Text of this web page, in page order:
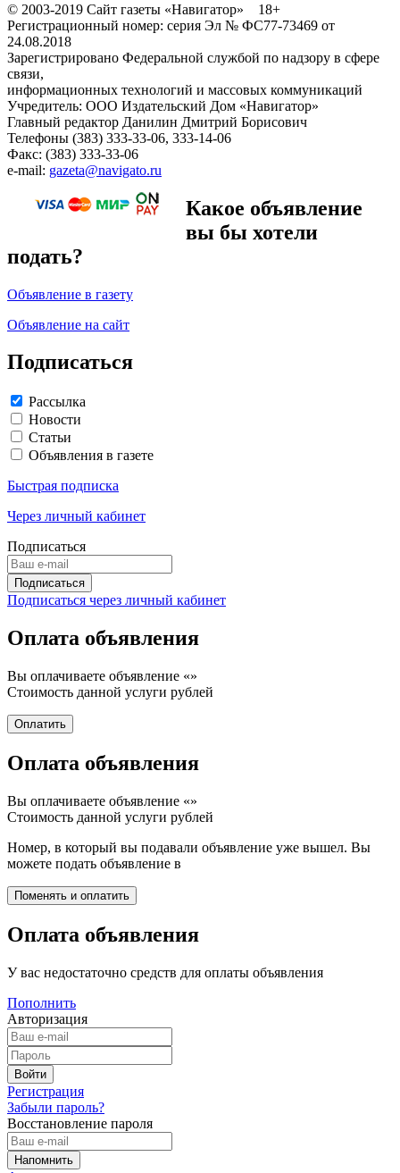
© 2003-2019 Сайт газеты «Навигатор» 18+
Регистрационный номер: серия Эл № ФС77-73469 от
24.08.2018
Зарегистрировано Федеральной службой по надзору в сфере
связи,
информационных технологий и массовых коммуникаций
Учредитель: ООО Издательский Дом «Навигатор»
Главный редактор Данилин Дмитрий Борисович
Телефоны (383) 333-33-06, 333-14-06
Факс: (383) 333-33-06
e-mail: gazeta@navigato.ru
Какое объявление
вы бы хотели
подать?
Объявление в газету
Объявление на сайт
Подписаться
Рассылка
Новости
Статьи
Объявления в газете
Быстрая подписка
Через личный кабинет
Подписаться
Подписаться через личный кабинет
Оплата объявления
Вы оплачиваете объявление «»
Стоимость данной услуги рублей
Оплата объявления
Вы оплачиваете объявление «»
Стоимость данной услуги рублей
Номер, в который вы подавали объявление уже вышел. Вы
можете подать объявление в
Оплата объявления
У вас недостаточно средств для оплаты объявления
Пополнить
Авторизация
Регистрация
Забыли пароль?
Восстановление пароля